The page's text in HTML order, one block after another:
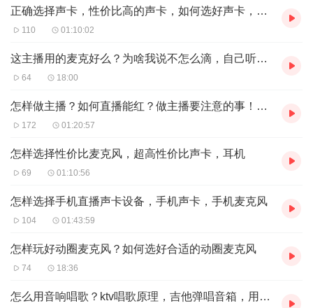
正确选择声卡，性价比高的声卡，如何选好声卡，自媒体
110 01:10:02
这主播用的麦克好么？为啥我说不怎么滴，自己听莱维特LCT240
64 18:00
怎样做主播？如何直播能红？做主播要注意的事！给新人主播的建议
172 01:20:57
怎样选择性价比麦克风，超高性价比声卡，耳机
69 01:10:56
怎样选择手机直播声卡设备，手机声卡，手机麦克风
104 01:43:59
怎样玩好动圈麦克风？如何选好合适的动圈麦克风
74 18:36
怎么用音响唱歌？ktv唱歌原理，吉他弹唱音箱，用音响唱歌的是有情怀的